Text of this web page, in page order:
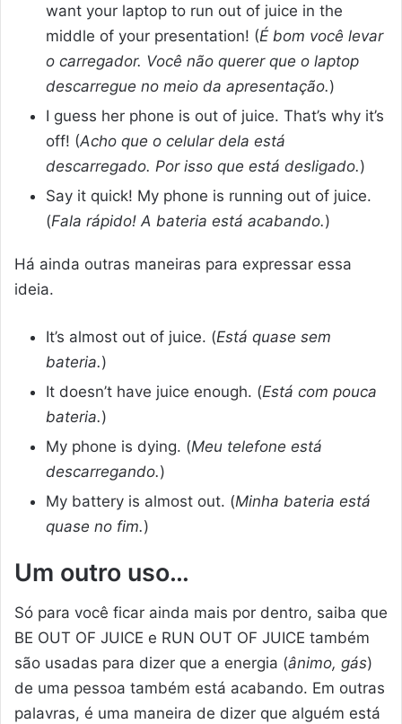
want your laptop to run out of juice in the
middle of your presentation! (É bom você levar
o carregador. Você não querer que o laptop
descarregue no meio da apresentação.)
I guess her phone is out of juice. That’s why it’s
off! (Acho que o celular dela está
descarregado. Por isso que está desligado.)
Say it quick! My phone is running out of juice.
(Fala rápido! A bateria está acabando.)
Há ainda outras maneiras para expressar essa
ideia.
It’s almost out of juice. (Está quase sem
bateria.)
It doesn’t have juice enough. (Está com pouca
bateria.)
My phone is dying. (Meu telefone está
descarregando.)
My battery is almost out. (Minha bateria está
quase no fim.)
Um outro uso…
Só para você ficar ainda mais por dentro, saiba que
BE OUT OF JUICE e RUN OUT OF JUICE também
são usadas para dizer que a energia (ânimo, gás)
de uma pessoa também está acabando. Em outras
palavras, é uma maneira de dizer que alguém está